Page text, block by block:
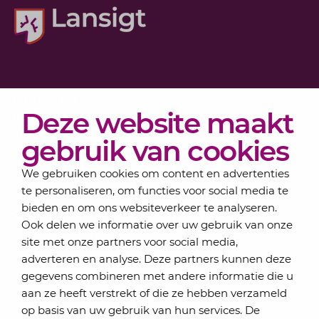
Deze website maakt
gebruik van cookies
We gebruiken cookies om content en advertenties
te personaliseren, om functies voor social media te
bieden en om ons websiteverkeer te analyseren.
Ook delen we informatie over uw gebruik van onze
site met onze partners voor social media,
adverteren en analyse. Deze partners kunnen deze
gegevens combineren met andere informatie die u
aan ze heeft verstrekt of die ze hebben verzameld
op basis van uw gebruik van hun services. De
Actueel
Over Lansigt
Contact
Schrijf je in voor onze nieuwsbrief
Elke maand bundelen de adviseurs van Lansigt in
de eSigt het nieuws.
Jouw emailadres